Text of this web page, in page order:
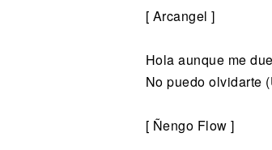
[ Arcangel ]
Hola aunque me
No puedo olvidarte
[ Ñengo Flow ]